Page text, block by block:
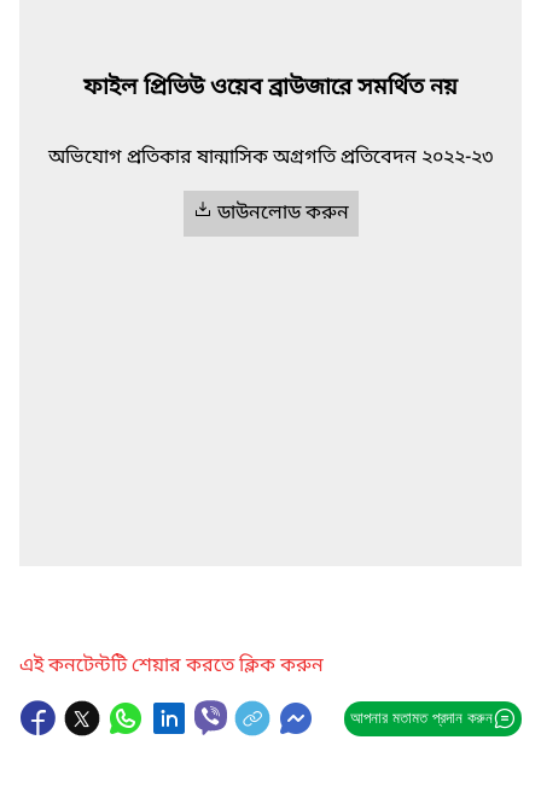
ফাইল প্রিভিউ ওয়েব ব্রাউজারে সমর্থিত নয়
অভিযোগ প্রতিকার ষান্মাসিক অগ্রগতি প্রতিবেদন ২০২২-২৩
ডাউনলোড করুন
এই কনটেন্টটি শেয়ার করতে ক্লিক করুন
আপনার মতামত প্রদান করুন